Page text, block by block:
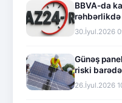
BBVA-da
rəhbərlikdə
30.İyul.2026
Günəş
riski
26.İyul.2026